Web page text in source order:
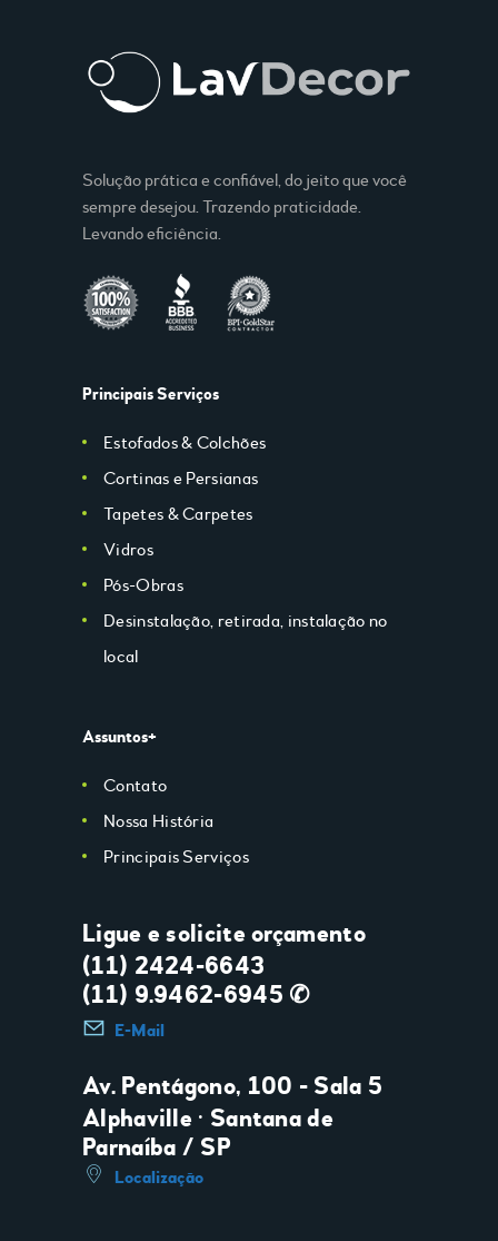
Solução prática e confiável, do jeito que você
sempre desejou. Trazendo praticidade.
Levando eficiência.
Principais Serviços
Estofados & Colchões
Cortinas e Persianas
Tapetes & Carpetes
Vidros
Pós-Obras
Desinstalação, retirada, instalação no
local
Assuntos+
Contato
Nossa História
Principais Serviços
Ligue e solicite orçamento
(11) 2424-6643
(11) 9.9462-6945 ✆
E-Mail
Av. Pentágono, 100 - Sala 5
Alphaville • Santana de
Parnaíba / SP
Localização